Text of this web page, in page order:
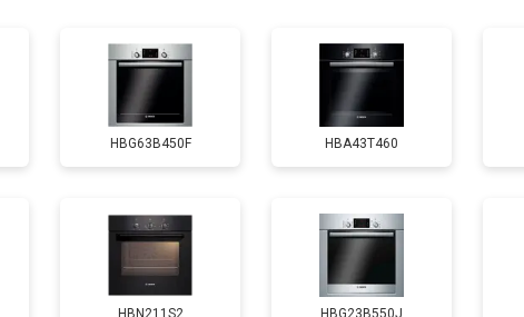
HBG63B450F HBA43T460
HBN211S2 HBG23B550J